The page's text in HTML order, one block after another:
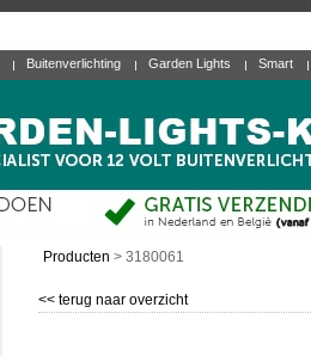
Buitenverlichting Garden Lights Smart
Producten > 3180061
<< terug naar overzicht